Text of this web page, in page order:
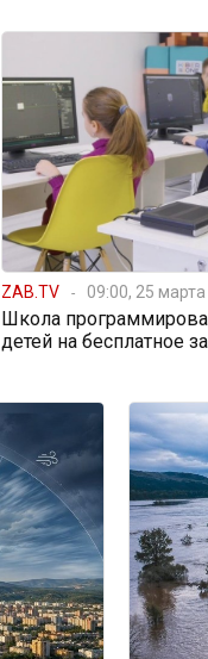
ZAB.TV 09:00, 25 марта
Школа
детей на бесплатное